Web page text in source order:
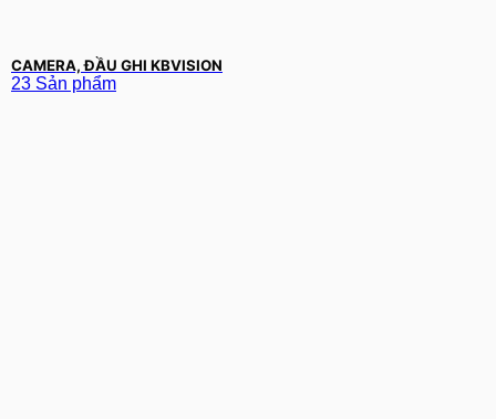
CAMERA, ĐẦU GHI KBVISION
23 Sản phẩm